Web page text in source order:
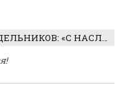
ГЛУХОЙ АКТЕР АЛЕКСАНДР СИДЕЛЬНИКОВ: «С НАСЛАЖДЕНИЕМ ИГРАЛ ОТРИЦАТЕЛЬНОГО ГЕРОЯ!»